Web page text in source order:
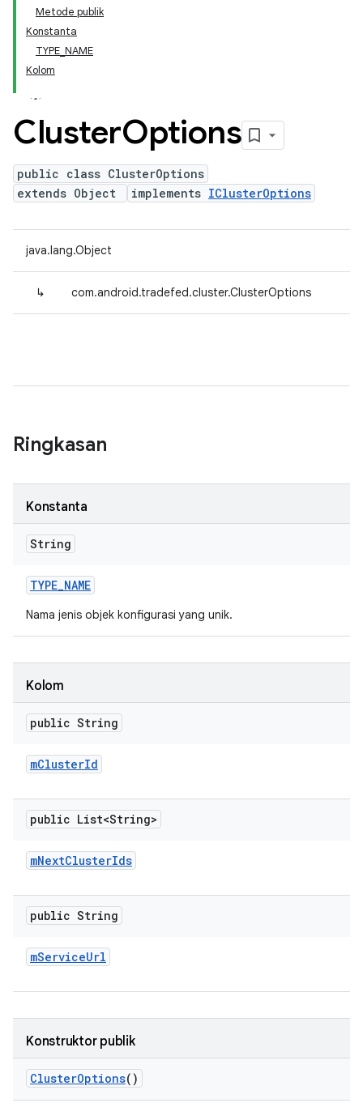
Metode publik
Konstanta
TYPE_NAME
Kolom
ClusterOptions
public class ClusterOptions
extends Object
implements IClusterOptions
java.lang.Object
↳ com.android.tradefed.cluster.ClusterOptions
Ringkasan
Konstanta
String
TYPE_NAME
Nama jenis objek konfigurasi yang unik.
Kolom
public String
mClusterId
public List<String>
mNextClusterIds
public String
mServiceUrl
Konstruktor publik
ClusterOptions()